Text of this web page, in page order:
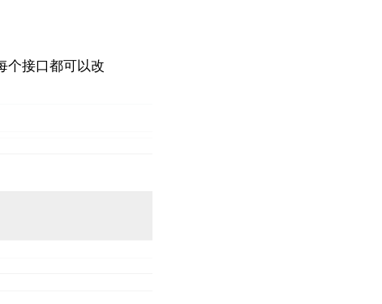
个接口都可以改